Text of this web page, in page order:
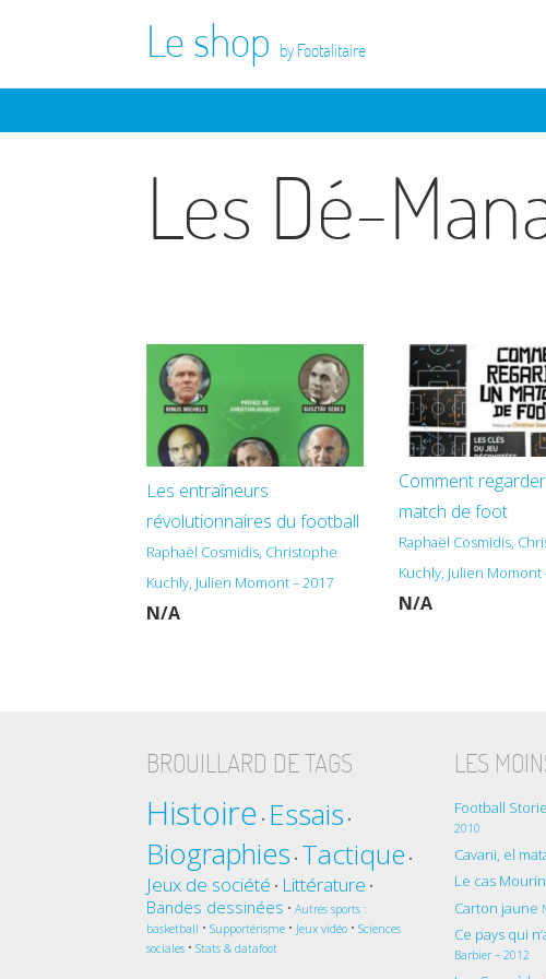
Le shop by Footalitaire
Les Dé-
Les entraîneurs
révolutionnaires du football
Raphaël Cosmidis, Christophe
Kuchly, Julien Momont – 2017
N/A
Comment
match de foot
Raphaël Cosmidis,
Kuchly, Julien Momont
N/A
BROUILLARD DE TAGS
Histoire • Essais •
Biographies • Tactique •
Jeux de société • Littérature •
Bandes dessinées •Autres sports :
basketball •Supportérisme • Jeux vidéo •Sciences
sociales •Stats & datafoot
LES
Football
2010
Cavani, el
Le cas
Carton jaune
Ce pays qui
Barbier – 2012